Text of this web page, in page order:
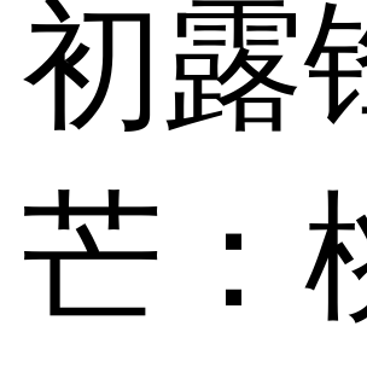
初露
芒：